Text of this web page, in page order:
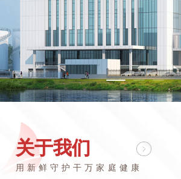
关于我们
用新鲜守护干万家庭健康